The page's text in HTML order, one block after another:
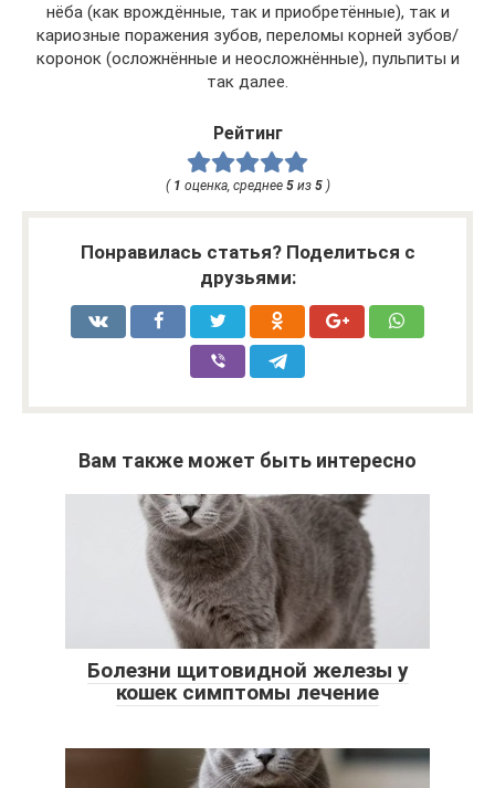
нёба (как врождённые, так и приобретённые), так и
кариозные поражения зубов, переломы корней зубов/
коронок (осложнённые и неосложнённые), пульпиты и
так далее.
Рейтинг
( 1 оценка, среднее 5из 5)
Понравилась статья? Поделиться с
друзьями:
Вам также может быть интересно
Болезни щитовидной железы у
кошек симптомы лечение